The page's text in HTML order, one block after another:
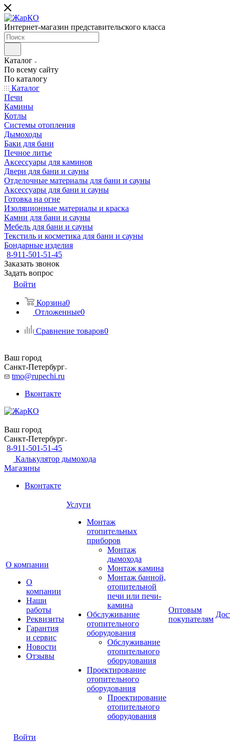
Интернет-магазин представительского класса
Каталог
По всему сайту
По каталогу
Каталог
Печи
Камины
Котлы
Системы отопления
Дымоходы
Баки для бани
Печное литье
Аксессуары для каминов
Двери для бани и сауны
Отделочные материалы для бани и сауны
Аксессуары для бани и сауны
Готовка на огне
Изоляционные материалы и краска
Камни для бани и сауны
Мебель для бани и сауны
Текстиль и косметика для бани и сауны
Бондарные изделия
8-911-501-51-45
Заказать звонок
Задать вопрос
Войти
Корзина0
Отложенные0
Сравнение товаров0
Ваш город
Санкт-Петербург
tmo@rupechi.ru
Вконтакте
Ваш город
Санкт-Петербург
8-911-501-51-45
Калькулятор дымохода
Магазины
Вконтакте
О компании
О
компании
Наши
работы
Реквизиты
Гарантия
и сервис
Новости
Отзывы
Услуги
Монтаж
отопительных
приборов
Монтаж
дымохода
Монтаж камина
Монтаж банной,
отопительной
печи или печи-
камина
Обслуживание
отопительного
оборудования
Обслуживание
отопительного
оборудования
Проектирование
отопительного
оборудования
Проектирование
отопительного
оборудования
Оптовым
покупателям
Войти